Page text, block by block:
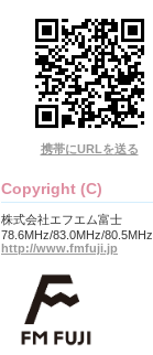
携帯にURLを送る
Copyright (C)
株式会社エフエム富士
78.6MHz/83.0MHz/80.5MHz
http://www.fmfuji.jp